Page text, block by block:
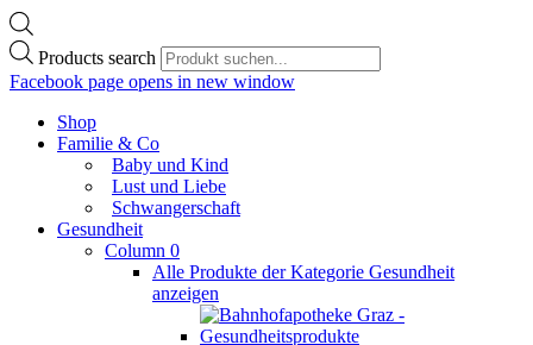
Products search
Facebook page opens in new window
Shop
Familie & Co
Baby und Kind
Lust und Liebe
Schwangerschaft
Gesundheit
Column 0
Alle Produkte der Kategorie Gesundheit
anzeigen